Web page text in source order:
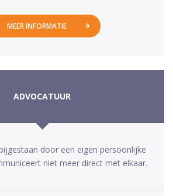
MEER INFORMATIE
ADVOCATUUR
door een eigen persoonlijke
niet meer direct met elkaar.